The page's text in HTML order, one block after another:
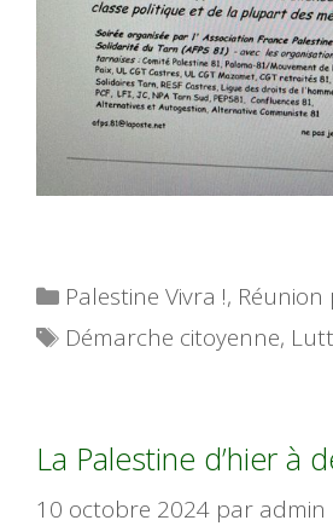
Catégories
Palestine Vivra !,
Étiquettes
Démarche citoyenne,
La Palestine d’hier à
10 octobre 2024 par admin